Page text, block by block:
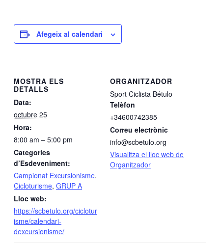
Afegeix al calendari
MOSTRA ELS
DETALLS
Data:
octubre 25
Hora:
8:00 am – 5:00 pm
Categories
d’Esdeveniment:
Campionat Excursionisme,
Cicloturisme, GRUP A
Lloc web:
https://scbetulo.org/ciclotur
isme/calendari-
dexcursionisme/
ORGANITZADOR
Sport Ciclista Bétulo
Telèfon
+34600742385
Correu electrònic
info@scbetulo.org
Visualitza el lloc web de
Organitzador